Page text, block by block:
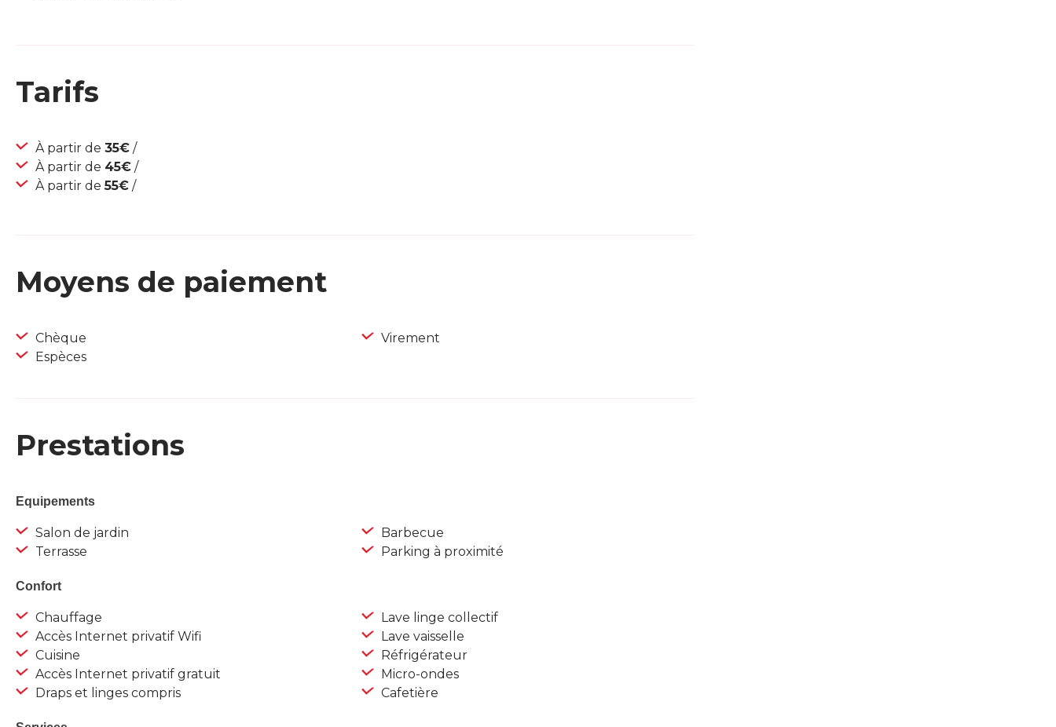
Tarifs
À partir de 35€ /
À partir de 45€ /
À partir de55€ /
Moyens de paiement
Chèque
Espèces
Virement
Prestations
Equipements
Salon de jardin
Terrasse
Barbecue
Parking à proximité
Confort
Chauffage
Accès Internet privatif Wifi
Cuisine
Accès Internet privatif gratuit
Draps et linges compris
Lave linge collectif
Lave vaisselle
Réfrigérateur
Micro-ondes
Cafetière